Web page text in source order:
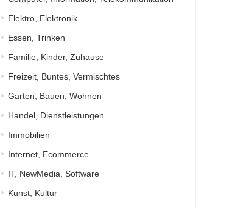
Elektro, Elektronik
Essen, Trinken
Familie, Kinder, Zuhause
Freizeit, Buntes, Vermischtes
Garten, Bauen, Wohnen
Handel, Dienstleistungen
Immobilien
Internet, Ecommerce
IT, NewMedia, Software
Kunst, Kultur